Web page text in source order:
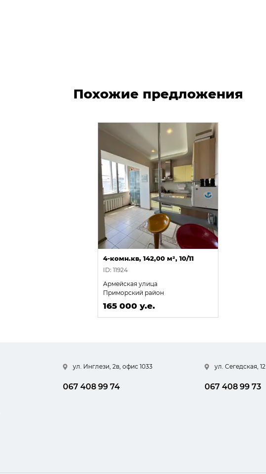
Похожие предложения
4-комн.кв, 142,00 м², 10/11
ID: 11924
Армейская улица
Приморский район
165 000 у.е.
ул. Инглези, 2в, офис 1033
067 408 99 74
ул. Сегедская, 12
067 408 99 73